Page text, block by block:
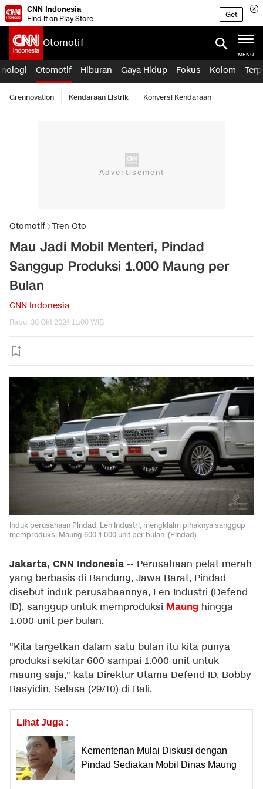
CNN Indonesia
Find it on Play Store
Get
Otomotif
MENU
Otomotif Hiburan Gaya Hidup Fokus Kolom
Grennovation Kendaraan Listrik Konversi Kendaraan
Otomotif Tren Oto
Mau Jadi Mobil Menteri, Pindad
Sanggup Produksi 1.000 Maung per
Bulan
CNN Indonesia
Rabu, 30 Okt 2024 11:00 WIB
Induk perusahaan Pindad, Len Industri, mengklaim pihaknya sanggup
memproduksi Maung 600-1.000 unit per bulan. (Pindad)
Jakarta, CNN Indonesia -- Perusahaan pelat merah
yang berbasis di Bandung, Jawa Barat, Pindad
disebut induk perusahaannya, Len Industri (Defend
ID), sanggup untuk memproduksi Maung hingga
1.000 unit per bulan.
"Kita targetkan dalam satu bulan itu kita punya
produksi sekitar 600 sampai 1.000 unit untuk
maung saja," kata Direktur Utama Defend ID, Bobby
Rasyidin, Selasa (29/10) di Bali.
Lihat Juga :
Kementerian Mulai Diskusi dengan
Pindad Sediakan Mobil Dinas Maung